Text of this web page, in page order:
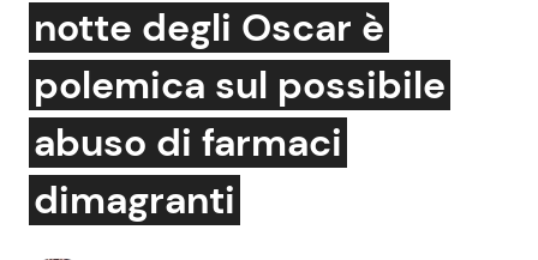
Dal Mondo
Economia
Persone Scomparse
Coppie VIP
Fiction e Serie TV
notte degli Oscar è
polemica sul possibile
abuso di farmaci
dimagranti